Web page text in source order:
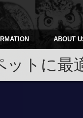
ABOUT
ットに最